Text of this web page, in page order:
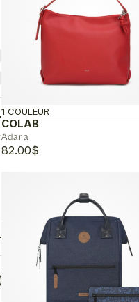
COLAB
Adara
1 COULEUR
82.00$